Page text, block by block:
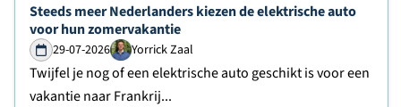
Lees verder over
Steeds meer Nederlanders kiezen de elektrische auto
voor hun zomervakantie
29-07-2026 Yorrick Zaal
Twijfel je nog of een elektrische auto geschikt is voor een
vakantie naar Frankrij...